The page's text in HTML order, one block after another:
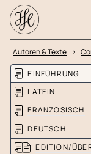
Autoren & Texte
EINFÜHRUNG
LATEIN
FRANZÖSISCH
DEUTSCH
EDITION/